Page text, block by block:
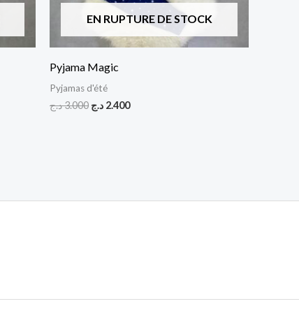
EN RUPTURE DE STOCK
Pyjama Magic
Pyjamas d'été
3.000د.ج 2.400 د.ج